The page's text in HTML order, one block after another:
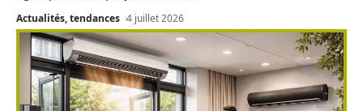
Actualités, tendances 4 juillet 2026